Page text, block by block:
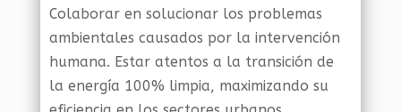
Colaborar en solucionar los problemas
ambientales causados por la intervención
humana. Estar atentos a la transición de
la energía 100% limpia, maximizando su